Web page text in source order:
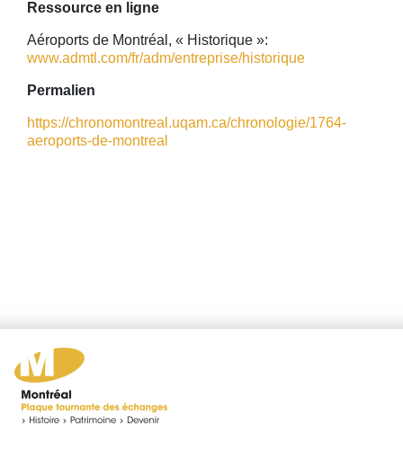
Ressource en ligne
Aéroports de Montréal, « Historique »:
www.admtl.com/fr/adm/entreprise/historique
Permalien
https://chronomontreal.uqam.ca/chronologie/1764-
aeroports-de-montreal